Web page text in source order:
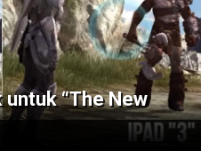
“The New